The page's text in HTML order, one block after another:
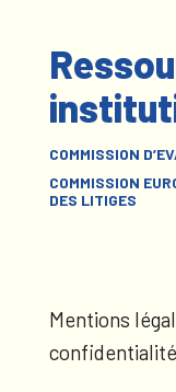
COMMISSION
COMMISSION
DES LITIGES
Mentions
confidentialité